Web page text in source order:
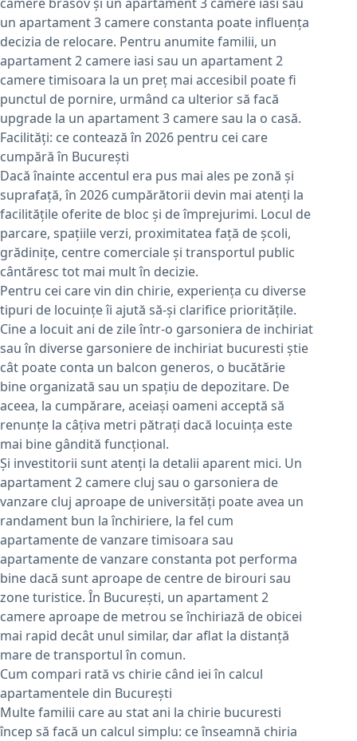
un apartament 3 camere constanta poate influența
decizia de relocare. Pentru anumite familii, un
apartament 2 camere iasi sau un apartament 2
camere timisoara la un preț mai accesibil poate fi
punctul de pornire, urmând ca ulterior să facă
upgrade la un apartament 3 camere sau la o casă.
Facilități: ce contează în 2026 pentru cei care
cumpără în București
Dacă înainte accentul era pus mai ales pe zonă și
suprafață, în 2026 cumpărătorii devin mai atenți la
facilitățile oferite de bloc și de împrejurimi. Locul de
parcare, spațiile verzi, proximitatea față de școli,
grădinițe, centre comerciale și transportul public
cântăresc tot mai mult în decizie.
Pentru cei care vin din chirie, experiența cu diverse
tipuri de locuințe îi ajută să-și clarifice prioritățile.
Cine a locuit ani de zile într-o garsoniera de inchiriat
sau în diverse garsoniere de inchiriat bucuresti știe
cât poate conta un balcon generos, o bucătărie
bine organizată sau un spațiu de depozitare. De
aceea, la cumpărare, aceiași oameni acceptă să
renunțe la câțiva metri pătrați dacă locuința este
mai bine gândită funcțional.
Și investitorii sunt atenți la detalii aparent mici. Un
apartament 2 camere cluj sau o garsoniera de
vanzare cluj aproape de universități poate avea un
randament bun la închiriere, la fel cum
apartamente de vanzare timisoara sau
apartamente de vanzare constanta pot performa
bine dacă sunt aproape de centre de birouri sau
zone turistice. În București, un apartament 2
camere aproape de metrou se închiriază de obicei
mai rapid decât unul similar, dar aflat la distanță
mare de transportul în comun.
Cum compari rată vs chirie când iei în calcul
apartamentele din București
Multe familii care au stat ani la chirie bucuresti
încep să facă un calcul simplu: ce înseamnă chiria